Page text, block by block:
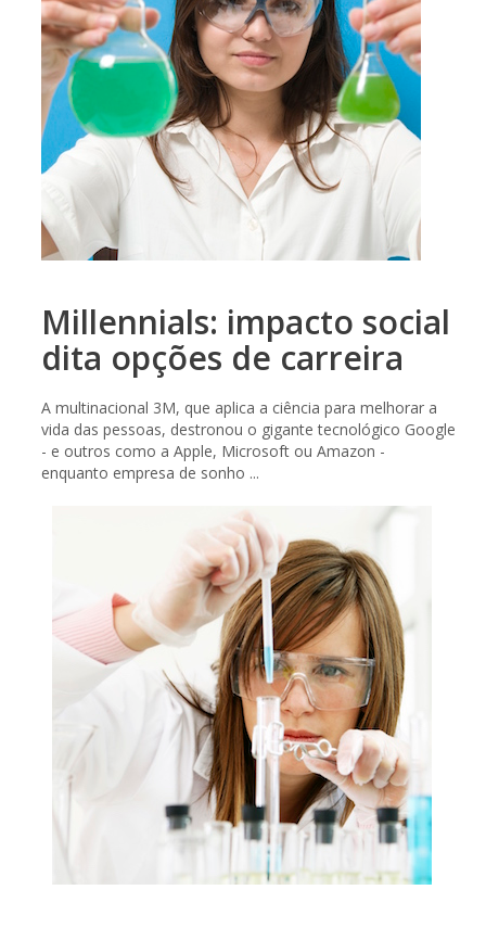
Millennials: impacto social
dita opções de carreira
A multinacional 3M, que aplica a ciência para melhorar a
vida das pessoas, destronou o gigante tecnológico Google
- e outros como a Apple, Microsoft ou Amazon -
enquanto empresa de sonho ...